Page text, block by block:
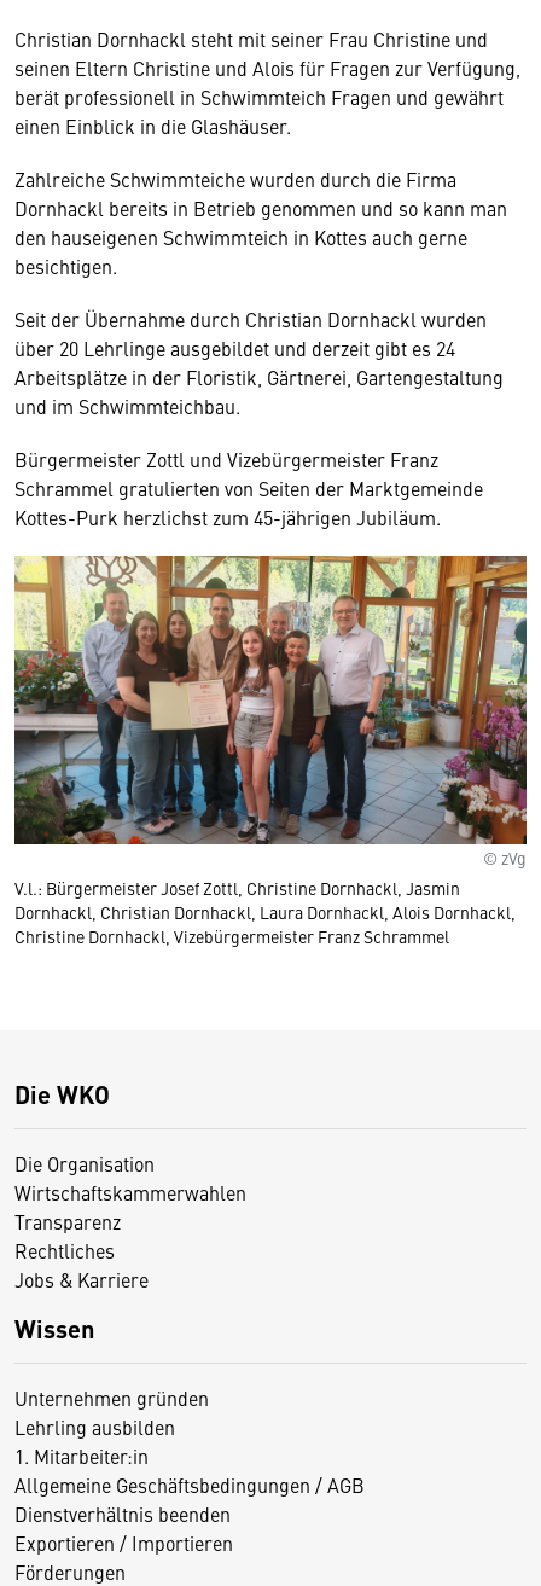
Christian Dornhackl steht mit seiner Frau Christine und
seinen Eltern Christine und Alois für Fragen zur Verfügung,
berät professionell in Schwimmteich Fragen und gewährt
einen Einblick in die Glashäuser.
Zahlreiche Schwimmteiche wurden durch die Firma
Dornhackl bereits in Betrieb genommen und so kann man
den hauseigenen Schwimmteich in Kottes auch gerne
besichtigen.
Seit der Übernahme durch Christian Dornhackl wurden
über 20 Lehrlinge ausgebildet und derzeit gibt es 24
Arbeitsplätze in der Floristik, Gärtnerei, Gartengestaltung
und im Schwimmteichbau.
Bürgermeister Zottl und Vizebürgermeister Franz
Schrammel gratulierten von Seiten der Marktgemeinde
Kottes-Purk herzlichst zum 45-jährigen Jubiläum.
© zVg
V.l.: Bürgermeister Josef Zottl, Christine Dornhackl, Jasmin
Dornhackl, Christian Dornhackl, Laura Dornhackl, Alois Dornhackl,
Christine Dornhackl, Vizebürgermeister Franz Schrammel
Die WKO
Die Organisation
Wirtschaftskammerwahlen
Transparenz
Rechtliches
Jobs & Karriere
Wissen
Unternehmen gründen
Lehrling ausbilden
1. Mitarbeiter:in
Allgemeine Geschäftsbedingungen / AGB
Dienstverhältnis beenden
Exportieren / Importieren
Förderungen